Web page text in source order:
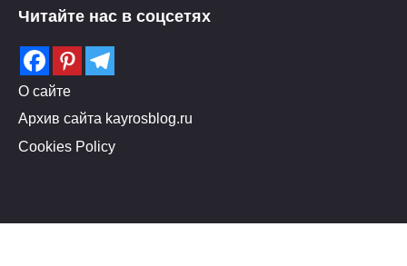
Читайте нас в соцсетях
О сайте
Архив сайта kayrosblog.ru
Cookies Policy